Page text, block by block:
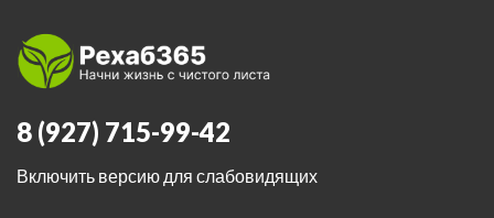
8 (927) 715-99-42
Включить версию для слабовидящих